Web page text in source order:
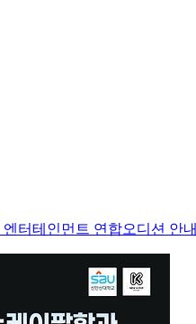
터테인먼트 연합오디션 안내